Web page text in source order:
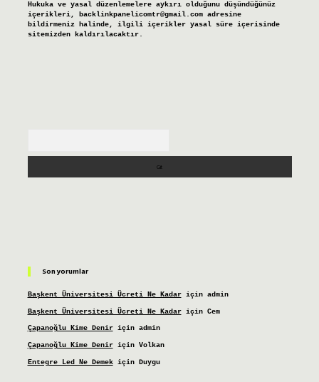
Hukuka ve yasal düzenlemelere aykırı olduğunu düşündüğünüz
içerikleri, backlinkpanelicomtr@gmail.comadresine
bildirmeniz halinde, ilgili içerikler yasal süre içerisinde
sitemizden kaldırılacaktır.
Son yorumlar
Başkent Üniversitesi Ücreti Ne Kadariçin admin
Başkent Üniversitesi Ücreti Ne Kadariçin Cem
Çapanoğlu Kime Deniriçin admin
Çapanoğlu Kime Deniriçin Volkan
Entegre Led Ne Demekiçin Duygu